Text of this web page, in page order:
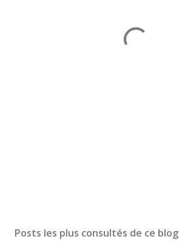
Posts les plus consultés de ce blog